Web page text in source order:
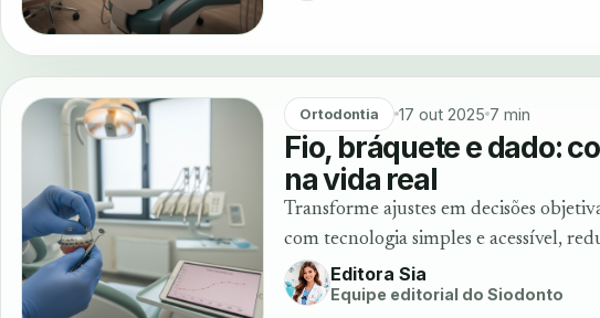
Ortodontia 17 out 2025 7 min
Fio, bráquete e dado:
na vida real
Transforme ajustes em decisões
com tecnologia simples e acessível,
Editora Sia
Equipe editorial do Siodonto